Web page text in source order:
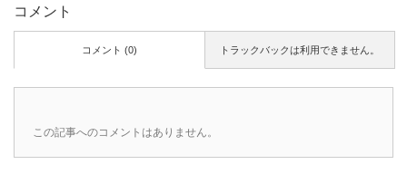
コメント
トラックバックは利用できません。
コメント (0)
この記事へのコメントはありません。